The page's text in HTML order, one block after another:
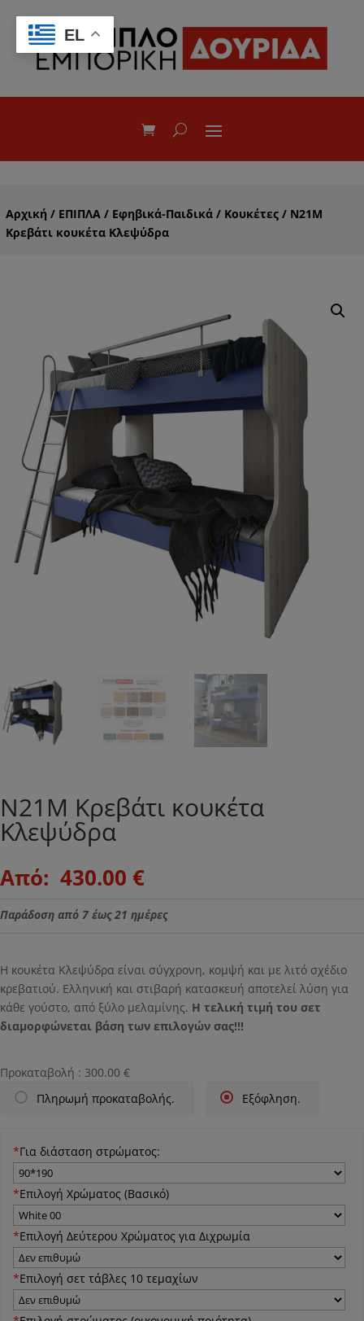
Αρχική / ΕΠΙΠΛΑ / Εφηβικά-Παιδικά / Κουκέτες / Ν21Μ
Κρεβάτι κουκέτα Κλεψύδρα
Ν21Μ Κρεβάτι κουκέτα
Κλεψύδρα
Από: Original
price
was:
430.00 €Η
τιμή
Παράδοση από 7 έως 21 ημέρες
Η κουκέτα Κλεψύδρα είναι σύγχρονη, κομψή και με λιτό σχέδιο
κρεβατιού. Ελληνική και στιβαρή κατασκευή αποτελεί λύση για
κάθε γούστο, από ξύλο μελαμίνης. Η τελική τιμή του σετ
διαμορφώνεται βάση των επιλογών σας!!!
Προκαταβολή : 300.00 €
Εξόφληση.
Πληρωμή προκαταβολής.
*Για διάσταση στρώματος:
*Επιλογή Χρώματος (Βασικό)
*Επιλογή Δεύτερου Χρώματος για Διχρωμία
*Επιλογή σετ τάβλες 10 τεμαχίων
EL